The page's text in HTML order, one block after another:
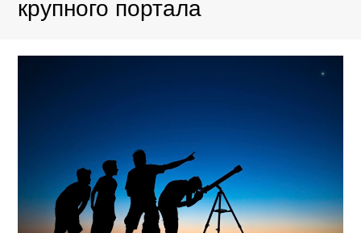
крупного портала